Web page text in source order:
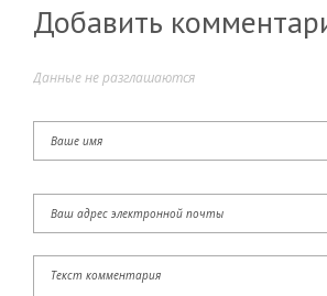
Добавить
Данные не разглашаются